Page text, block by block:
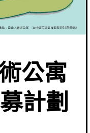
公寓
計劃